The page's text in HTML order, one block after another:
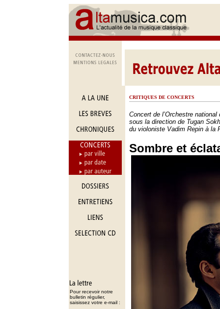
Pour recevoir notre
bulletin régulier,
saisissez votre e-mail :
CRITIQUES DE CONCERTS
Concert de l’Orchestre
sous la direction de Tugan
du violoniste Vadim Repin à la
Sombre et